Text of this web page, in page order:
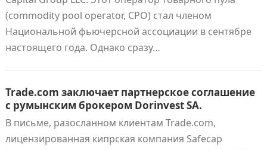
(commodity pool operator, CPO) стал членом
Национальной фьючерсной ассоциации в сентябре
настоящего года. Однако сразу…
Trade.com заключает партнерское соглашение
с румынским брокером Dorinvest SA.
В письме, разосланном клиентам Trade.com,
лицензированная кипрская компания Safecap